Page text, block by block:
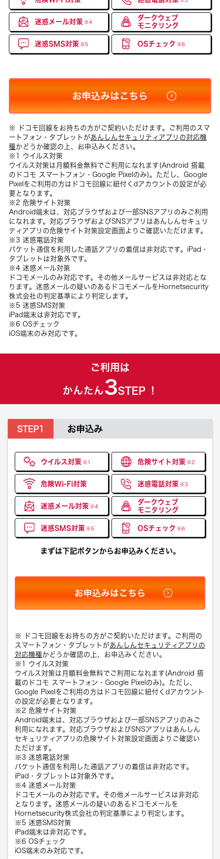
迷惑メール対策 ※4
ダークウェブ
モニタリング
迷惑SMS対策 ※5 OSチェック ※6
※ ドコモ回線をお持ちの方がご契約いただけます。ご利用のスマ
ートフォン・タブレットがあんしんセキュリティアプリの対応機
種かどうか確認の上、お申込みください。
※1 ウイルス対策
ウイルス対策は月額料金無料でご利用になれます(Android 搭載
のドコモ スマートフォン・Google Pixelのみ)。ただし、Google
Pixelをご利用の方はドコモ回線に紐付くdアカウントの設定が必
要となります。
※2 危険サイト対策
Android端末は、対応ブラウザおよび一部SNSアプリのみご利用
になれます。対応ブラウザおよびSNSアプリはあんしんセキュリ
ティアプリの危険サイト対策設定画面よりご確認いただけます。
※3 迷惑電話対策
パケット通信を利用した通話アプリの着信は非対応です。iPad・
タブレットは対象外です。
※4 迷惑メール対策
ドコモメールのみ対応です。その他メールサービスは非対応とな
ります。迷惑メールの疑いのあるドコモメールをHornetsecurity
株式会社の判定基準により判定します。
※5 迷惑SMS対策
iPad端末は非対応です。
※6 OSチェック
iOS端末のみ対応です。
ご利用は
かんたん3STEP ！
お申込み
ウイルス対策 ※1 危険サイト対策 ※2
危険Wi-Fi対策 迷惑電話対策 ※3
迷惑メール対策 ※4
ダークウェブ
モニタリング
迷惑SMS対策 ※5 OSチェック ※6
まずは下記ボタンからお申込みください。
※ ドコモ回線をお持ちの方がご契約いただけます。ご利用の
スマートフォン・タブレットがあんしんセキュリティアプリの
対応機種かどうか確認の上、お申込みください。
※1 ウイルス対策
ウイルス対策は月額料金無料でご利用になれます(Android 搭
載のドコモ スマートフォン・Google Pixelのみ)。ただし、
Google Pixelをご利用の方はドコモ回線に紐付くdアカウント
の設定が必要となります。
※2 危険サイト対策
Android端末は、対応ブラウザおよび一部SNSアプリのみご
利用になれます。対応ブラウザおよびSNSアプリはあんしん
セキュリティアプリの危険サイト対策設定画面よりご確認い
ただけます。
※3 迷惑電話対策
パケット通信を利用した通話アプリの着信は非対応です。
iPad・タブレットは対象外です。
※4 迷惑メール対策
ドコモメールのみ対応です。その他メールサービスは非対応
となります。迷惑メールの疑いのあるドコモメールを
Hornetsecurity株式会社の判定基準により判定します。
※5 迷惑SMS対策
iPad端末は非対応です。
※6 OSチェック
iOS端末のみ対応です。